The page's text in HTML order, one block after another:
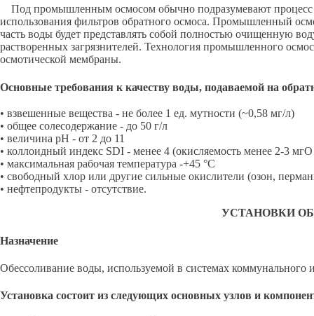
Под промышленным осмосом обычно подразумевают процесс
использования фильтров обратного осмоса. Промышленный
часть воды будет представлять собой полностью очищенную
растворенных загрязнителей. Технология промышленного
осмотической мембраны.
Основные требования к качеству воды, подаваемой на
• взвешенные вещества - не более 1 ед. мутности (~0,58 мг/л)
• общее солесодержание - до 50 г/л
• величина рН - от 2 до 11
• коллоидный индекс SDI - менее 4 (окисляемость менее 2-3
• максимальная рабочая температура -+45 °С
• свободный хлор или другие сильные окислители (озон,
• нефтепродукты - отсутствие.
УСТАНОВКИ
Назначение
Обессоливание воды, используемой в системах коммунального
Установка состоит из следующих основных узлов и